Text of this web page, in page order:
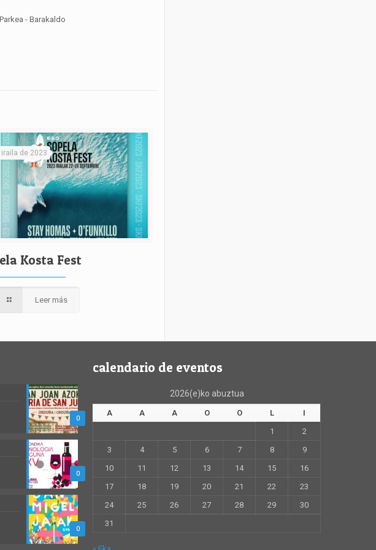
- Barakaldo
iraila de 2023
Kosta Fest
Leer más
0
0
0
calendario de eventos
2026(e)ko abuztua
A A A O O L
I
1
2
3
4 5 6 7 8
9
10
11 12 13 14 15
16
17
18 19 20 21 22
23
24
25 26 27 28 29
30
31